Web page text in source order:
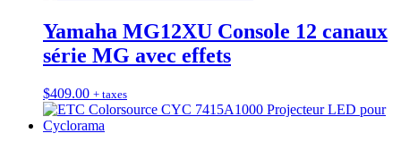
Yamaha MG12XU Console 12 canaux
série MG avec effets
$409.00 + taxes